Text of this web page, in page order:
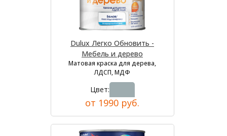
Dulux Легко Обновить -
Мебель и дерево
Матовая краска для дерева,
ЛДСП, МДФ
Цвет:
от 1990 руб.